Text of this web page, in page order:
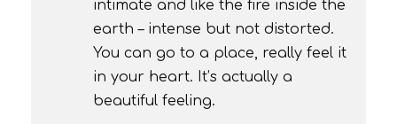
intimate and like the fire inside the
earth – intense but not distorted.
You can go to a place, really feel it
in your heart. It’s actually a
beautiful feeling.